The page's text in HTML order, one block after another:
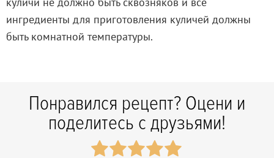
ингредиенты для приготовления куличей должны
быть комнатной температуры.
Понравился рецепт? Оцени и
поделитесь с друзьями!